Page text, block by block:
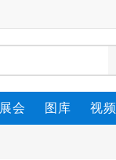
展会 图库 视频